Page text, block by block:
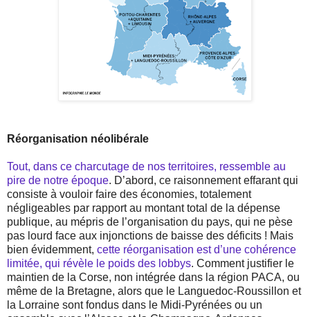
Réorganisation néolibérale
Tout, dans ce charcutage de nos territoires, ressemble au
pire de notre époque. D’abord, ce raisonnement effarant qui
consiste à vouloir faire des économies, totalement
négligeables par rapport au montant total de la dépense
publique, au mépris de l’organisation du pays, qui ne pèse
pas lourd face aux injonctions de baisse des déficits ! Mais
bien évidemment, cette réorganisation est d’une cohérence
limitée, qui révèle le poids des lobbys. Comment justifier le
maintien de la Corse, non intégrée dans la région PACA, ou
même de la Bretagne, alors que le Languedoc-Roussillon et
la Lorraine sont fondus dans le Midi-Pyrénées ou un